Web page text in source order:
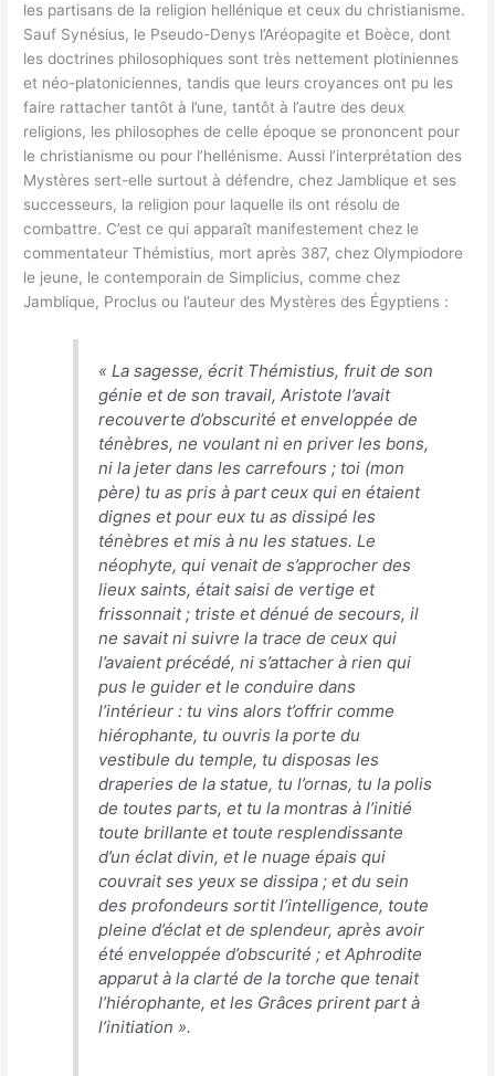
les partisans de la religion hellénique et ceux du christianisme.
Sauf Synésius, le Pseudo-Denys l’Aréopagite et Boèce, dont
les doctrines philosophiques sont très nettement plotiniennes
et néo-platoniciennes, tandis que leurs croyances ont pu les
faire rattacher tantôt à l’une, tantôt à l’autre des deux
religions, les philosophes de celle époque se prononcent pour
le christianisme ou pour l’hellénisme. Aussi l’interprétation des
Mystères sert-elle surtout à défendre, chez Jamblique et ses
successeurs, la religion pour laquelle ils ont résolu de
combattre. C’est ce qui apparaît manifestement chez le
commentateur Thémistius, mort après 387, chez Olympiodore
le jeune, le contemporain de Simplicius, comme chez
Jamblique, Proclus ou l’auteur des Mystères des Égyptiens :
« La sagesse, écrit Thémistius, fruit de son
génie et de son travail, Aristote l’avait
recouverte d’obscurité et enveloppée de
ténèbres, ne voulant ni en priver les bons,
ni la jeter dans les carrefours ; toi (mon
père) tu as pris à part ceux qui en étaient
dignes et pour eux tu as dissipé les
ténèbres et mis à nu les statues. Le
néophyte, qui venait de s’approcher des
lieux saints, était saisi de vertige et
frissonnait ; triste et dénué de secours, il
ne savait ni suivre la trace de ceux qui
l’avaient précédé, ni s’attacher à rien qui
pus le guider et le conduire dans
l’intérieur : tu vins alors t’offrir comme
hiérophante, tu ouvris la porte du
vestibule du temple, tu disposas les
draperies de la statue, tu l’ornas, tu la polis
de toutes parts, et tu la montras à l’initié
toute brillante et toute resplendissante
d’un éclat divin, et le nuage épais qui
couvrait ses yeux se dissipa ; et du sein
des profondeurs sortit l’intelligence, toute
pleine d’éclat et de splendeur, après avoir
été enveloppée d’obscurité ; et Aphrodite
apparut à la clarté de la torche que tenait
l’hiérophante, et les Grâces prirent part à
l’initiation ».